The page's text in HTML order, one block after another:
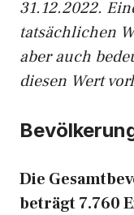
31.12.2022.
tatsächlichen
aber auch
diesen Wert
Die
beträgt 7.760